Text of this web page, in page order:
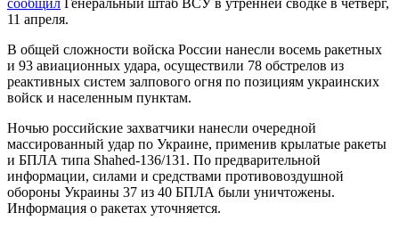
11 апреля.
В общей сложности войска России нанесли восемь ракетных
и 93 авиационных удара, осуществили 78 обстрелов из
реактивных систем залпового огня по позициям украинских
войск и населенным пунктам.
Ночью российские захватчики нанесли очередной
массированный удар по Украине, применив крылатые ракеты
и БПЛА типа Shahed-136/131. По предварительной
информации, силами и средствами противовоздушной
обороны Украины 37 из 40 БПЛА были уничтожены.
Информация о ракетах уточняется.